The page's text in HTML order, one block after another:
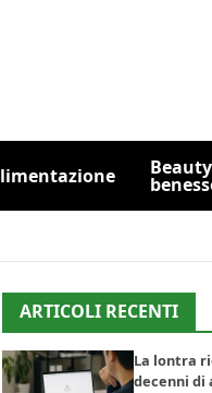
ARTICOLI RECENTI
La lontra
decenni di